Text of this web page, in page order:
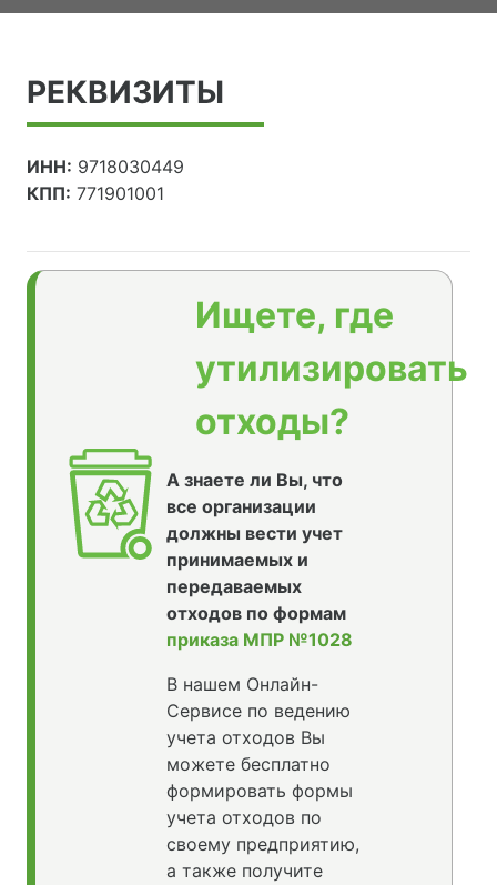
РЕКВИЗИТЫ
ИНН: 9718030449
КПП: 771901001
Ищете, где
утилизировать
отходы?
А знаете ли Вы, что
все организации
должны вести учет
принимаемых и
передаваемых
отходов по формам
приказа МПР №1028
В нашем Онлайн-
Сервисе по ведению
учета отходов Вы
можете бесплатно
формировать формы
учета отходов по
своему предприятию,
а также получите